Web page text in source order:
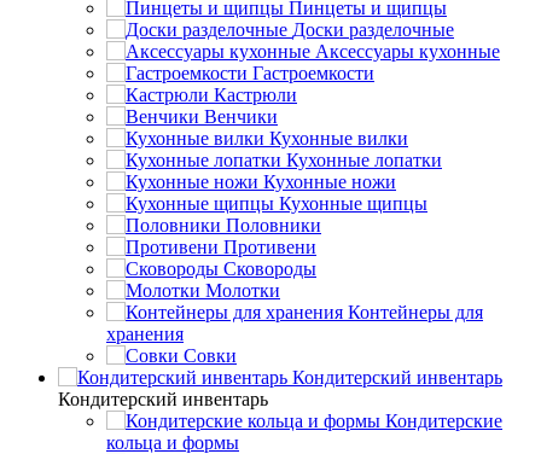
Пинцеты и щипцы
Доски разделочные
Аксессуары кухонные
Гастроемкости
Кастрюли
Венчики
Кухонные вилки
Кухонные лопатки
Кухонные ножи
Кухонные щипцы
Половники
Противени
Сковороды
Молотки
Контейнеры для
хранения
Совки
Кондитерский инвентарь
Кондитерский инвентарь
Кондитерские
кольца и формы